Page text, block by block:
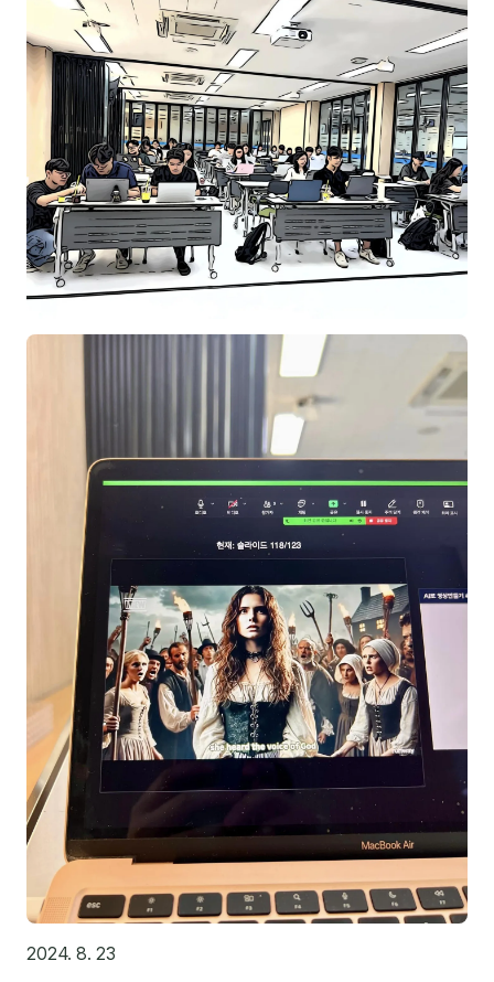
후기
대면교육 후기
담당자·교육생 피드백
고객사 레퍼런스
온라인강의 수강 후기
AI입문
제안·영업
재무·계약
B2B 영업도구
일정
지식
용어사전
트렌드 리포트
칼럼
2024. 8. 23